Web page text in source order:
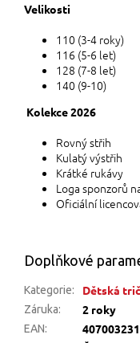
Velikosti
110 (3-4 roky)
116 (5-6 let)
128 (7-8 let)
140 (9-10)
Kolekce 2026
Rovný střih
Kulatý výstřih
Krátké rukávy
Loga sponzorů
Oficiální
Doplňkové
Kategorie: Dětská
Záruka: 2 roky
EAN: